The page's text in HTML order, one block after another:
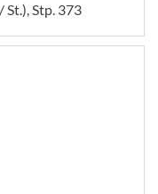
Stp. 373